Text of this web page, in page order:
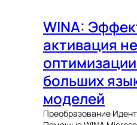
WINA:
активация
больших
моделей
Преобразование